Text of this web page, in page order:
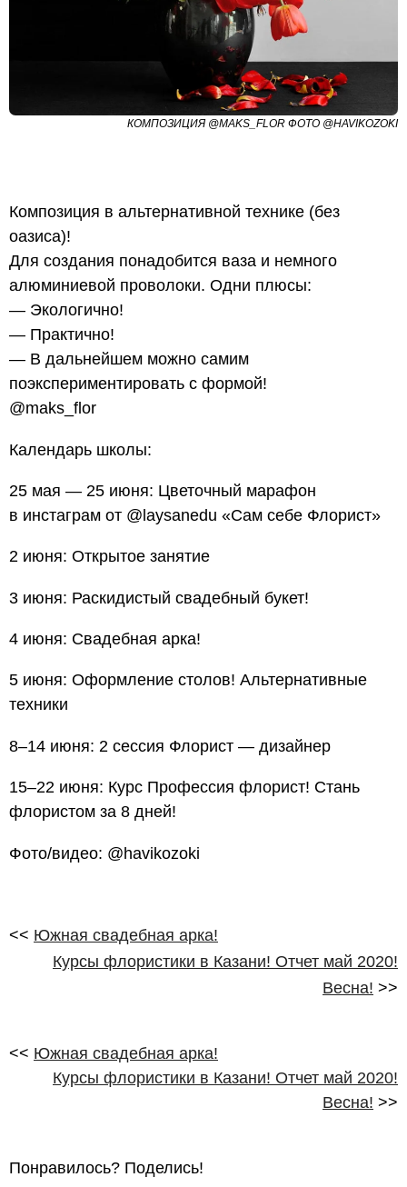
КОМПОЗИЦИЯ @MAKS_FLOR ФОТО @HAVIKOZOKI
Композиция в альтернативной технике (без
оазиса)!
Для создания понадобится ваза и немного
алюминиевой проволоки. Одни плюсы:
— Экологично!
— Практично!
— В дальнейшем можно самим
поэкспериментировать с формой!
@maks_flor
Календарь школы:
25 мая — 25 июня: Цветочный марафон
в инстаграм от @laysanedu «Сам себе Флорист»
2 июня: Открытое занятие
3 июня: Раскидистый свадебный букет!
4 июня: Свадебная арка!
5 июня: Оформление столов! Альтернативные
техники
8–14 июня: 2 сессия Флорист — дизайнер
15–22 июня: Курс Профессия флорист! Стань
флористом за 8 дней!
Фото/видео: @havikozoki
<< Южная свадебная арка!
Курсы флористики в Казани! Отчет май 2020!
Весна! >>
<< Южная свадебная арка!
Курсы флористики в Казани! Отчет май 2020!
Весна! >>
Понравилось? Поделись!